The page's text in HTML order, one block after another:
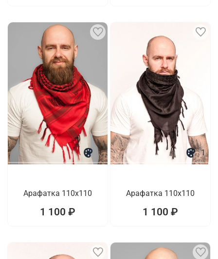
1
Арафатка 110x110
1 100 ₽
1
Арафатка 110x110
1 100 ₽